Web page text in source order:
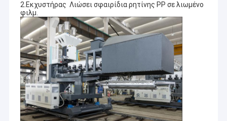
2.Εκχυστήρας ️ Λιώσει σφαιρίδια ρητίνης PP σε λιωμένο
φιλμ.